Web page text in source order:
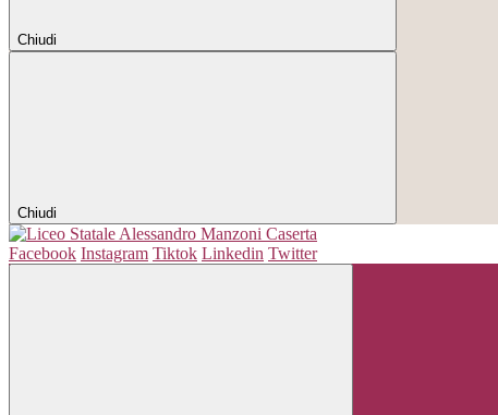
Chiudi
Chiudi
Facebook Instagram Tiktok Linkedin Twitter